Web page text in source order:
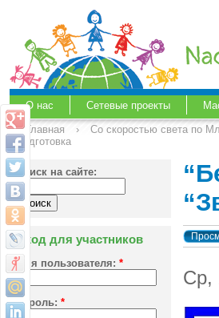
О нас Сетевые проекты
Главная
› Со скоростью света по
подготовка
Поиск на сайте:
Вход для участников
Имя пользователя: *
Пароль: *
Ср,